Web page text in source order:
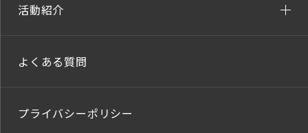
活動紹介
よくある質問
プライバシーポリシー